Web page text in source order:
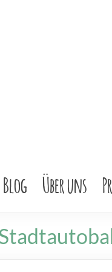
Blog Über uns